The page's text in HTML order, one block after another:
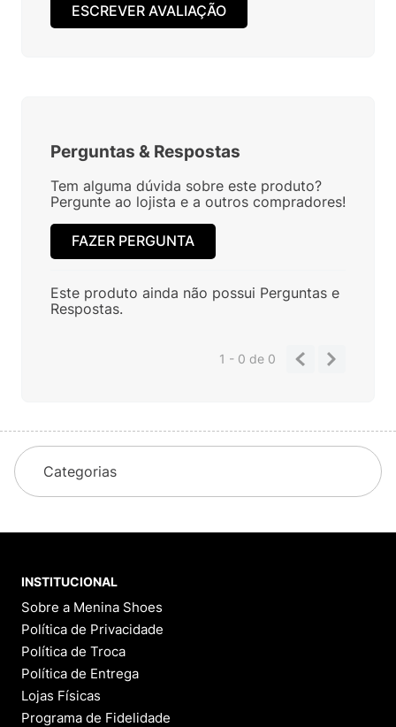
ESCREVER AVALIAÇÃO
Perguntas & Respostas
Tem alguma dúvida sobre este produto?
Pergunte ao lojista e a outros compradores!
FAZER PERGUNTA
Este produto ainda não possui Perguntas e
Respostas.
1 - 0de 0
Categorias
INSTITUCIONAL
Sobre a Menina Shoes
Política de Privacidade
Política de Troca
Política de Entrega
Lojas Físicas
Programa de Fidelidade